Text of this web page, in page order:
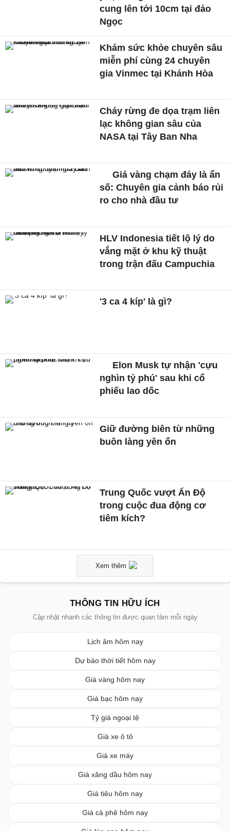
cung lên tới 10cm tại đảo
Ngọc
Khám sức khỏe chuyên sâu
miễn phí cùng 24 chuyên
gia Vinmec tại Khánh Hòa
Cháy rừng đe dọa trạm liên
lạc không gian sâu của
NASA tại Tây Ban Nha
Giá vàng chạm đáy là ẩn
số: Chuyên gia cảnh báo rủi
ro cho nhà đầu tư
HLV Indonesia tiết lộ lý do
vắng mặt ở khu kỹ thuật
trong trận đấu Campuchia
'3 ca 4 kíp' là gì?
Elon Musk tự nhận 'cựu
nghìn tỷ phú' sau khi cổ
phiếu lao dốc
Giữ đường biên từ những
buôn làng yên ổn
Trung Quốc vượt Ấn Độ
trong cuộc đua động cơ
tiêm kích?
Xem thêm
THÔNG TIN HỮU ÍCH
Cập nhật nhanh các thông tin được quan tâm mỗi ngày
Lịch âm hôm nay
Dự báo thời tiết hôm nay
Giá vàng hôm nay
Giá bạc hôm nay
Tỷ giá ngoại tệ
Giá xe ô tô
Giá xe máy
Giá xăng dầu hôm nay
Giá tiêu hôm nay
Giá cà phê hôm nay